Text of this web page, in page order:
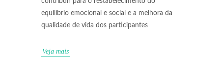
equilíbrio emocional e social e a melhora da
qualidade de vida dos participantes
Veja mais